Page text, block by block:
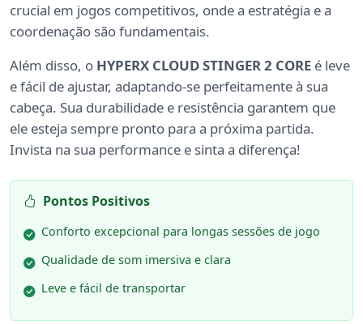
crucial em jogos competitivos, onde a estratégia e a
coordenação são fundamentais.
Além disso, o HYPERX CLOUD STINGER 2 CORE é leve
e fácil de ajustar, adaptando-se perfeitamente à sua
cabeça. Sua durabilidade e resistência garantem que
ele esteja sempre pronto para a próxima partida.
Invista na sua performance e sinta a diferença!
Pontos Positivos
Conforto excepcional para longas sessões de jogo
Qualidade de som imersiva e clara
Leve e fácil de transportar